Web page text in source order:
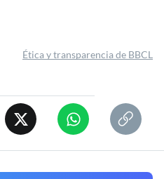
Ética y transparencia de BBCL